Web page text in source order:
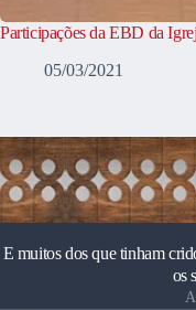
Participações da EBD da
05/03/2021
E muitos dos que tinham
os